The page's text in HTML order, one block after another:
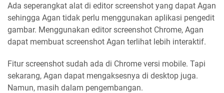
Ada seperangkat alat di editor screenshot yang dapat Agan
sehingga Agan tidak perlu menggunakan aplikasi pengedit
gambar. Menggunakan editor screenshot Chrome, Agan
dapat membuat screenshot Agan terlihat lebih interaktif.
Fitur screenshot sudah ada di Chrome versi mobile. Tapi
sekarang, Agan dapat mengaksesnya di desktop juga.
Namun, masih dalam pengembangan.